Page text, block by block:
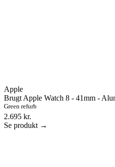
Apple
Brugt Apple Watch 8 - 41mm -
Green refurb
2.695 kr.
Se produkt →